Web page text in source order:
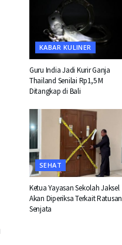
KABAR KULINER
Guru India Jadi Kurir Ganja
Thailand Senilai Rp1,5 M
Ditangkap di Bali
SEHAT
Ketua Yayasan Sekolah Jaksel
Akan Diperiksa Terkait Ratusan
Senjata